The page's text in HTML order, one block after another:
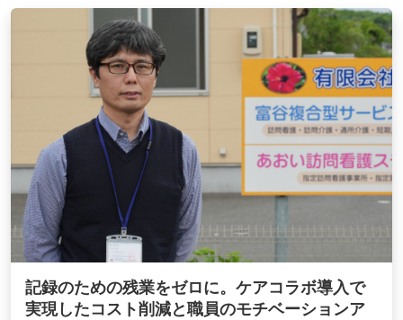
記録のための残業をゼロに。ケアコラボ導入で
実現したコスト削減と職員のモチベーションア